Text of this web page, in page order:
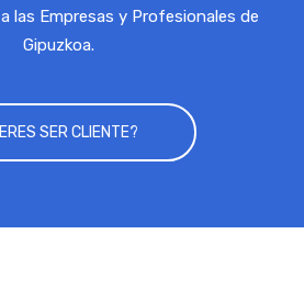
las Empresas y Profesionales de
Gipuzkoa.
SER CLIENTE?